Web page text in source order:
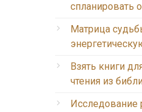
спланировать
Матрица
Взять книги
чтения из
Исследование